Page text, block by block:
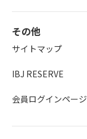
その他
サイトマップ
IBJ RESERVE
会員ログインページ